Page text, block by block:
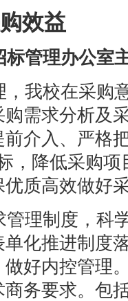
效益
标管理办公室
，我校在采购
需求分析及
介入、严格
，降低采购
质高效做好
理制度，科
化推进制度
好内控管理
务要求。包